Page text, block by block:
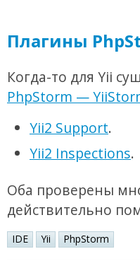
Плагины
Когда-то для Yii
PhpStorm —
Yii2 Support.
Yii2 Inspections.
Оба проверены
действительно
IDE Yii PhpStorm